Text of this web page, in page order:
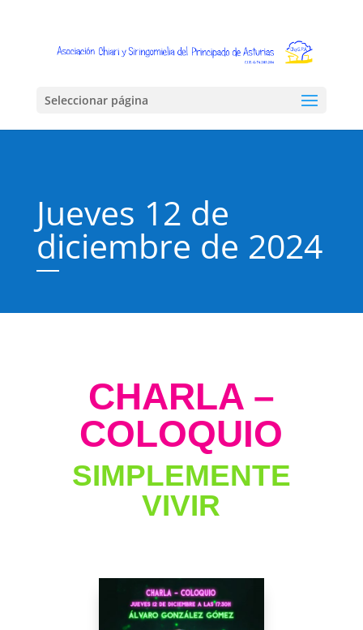
Seleccionar página
Jueves 12 de
diciembre de 2024
CHARLA –
COLOQUIO
SIMPLEMENTE
VIVIR